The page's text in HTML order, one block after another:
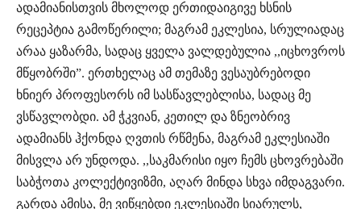
ადამიანისთვის მხოლოდ ერთიდაიგივე ხსნის
რეცეპტია გამოწერილი; მაგრამ ეკლესია, სრულიადაც
არაა ყაზარმა, სადაც ყველა ვალდებულია ,,იცხოვროს
მწყობრში”. ერთხელაც ამ თემაზე ვესაუბრებოდი
ხნიერ პროფესორს იმ სასწავლებლისა, სადაც მე
ვსწავლობდი. ამ ჭკვიან, კეთილ და ზნეობრივ
ადამიანს ჰქონდა ღვთის რწმენა, მაგრამ ეკლესიაში
მისვლა არ უნდოდა. ,,საკმარისი იყო ჩემს ცხოვრებაში
საბჭოთა კოლექტივიზმი, აღარ მინდა სხვა იმდაგვარი.
გარდა ამისა, მე ვიწყებდი ეკლესიაში სიარულს,